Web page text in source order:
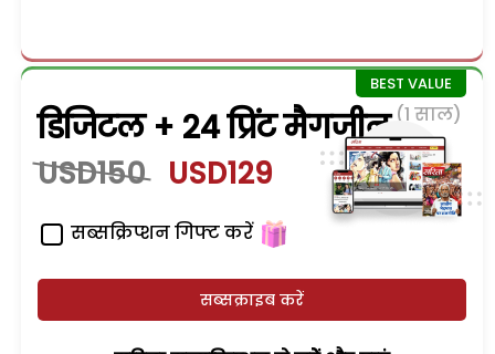
डिजिटल + 24 प्रिंट मैगजीन (1 साल)
USD150 USD129
सब्सक्रिप्शन गिफ्ट करें
सब्सक्राइब करें